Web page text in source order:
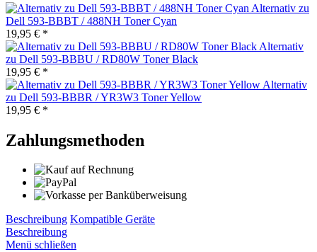
Alternativ zu
Dell 593-BBBT / 488NH Toner Cyan
19,95 € *
Alternativ
zu Dell 593-BBBU / RD80W Toner Black
19,95 € *
Alternativ
zu Dell 593-BBBR / YR3W3 Toner Yellow
19,95 € *
Zahlungsmethoden
Beschreibung Kompatible Geräte
Beschreibung
Menü schließen